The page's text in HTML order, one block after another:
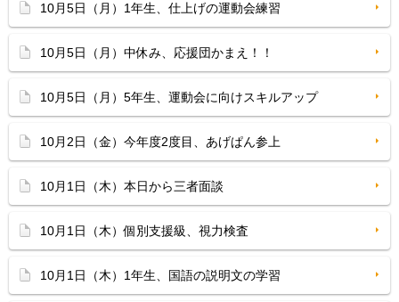
10月5日（月）1年生、仕上げの運動会練習
10月5日（月）中休み、応援団かまえ！！
10月5日（月）5年生、運動会に向けスキルアップ
10月2日（金）今年度2度目、あげぱん参上
10月1日（木）本日から三者面談
10月1日（木）個別支援級、視力検査
10月1日（木）1年生、国語の説明文の学習